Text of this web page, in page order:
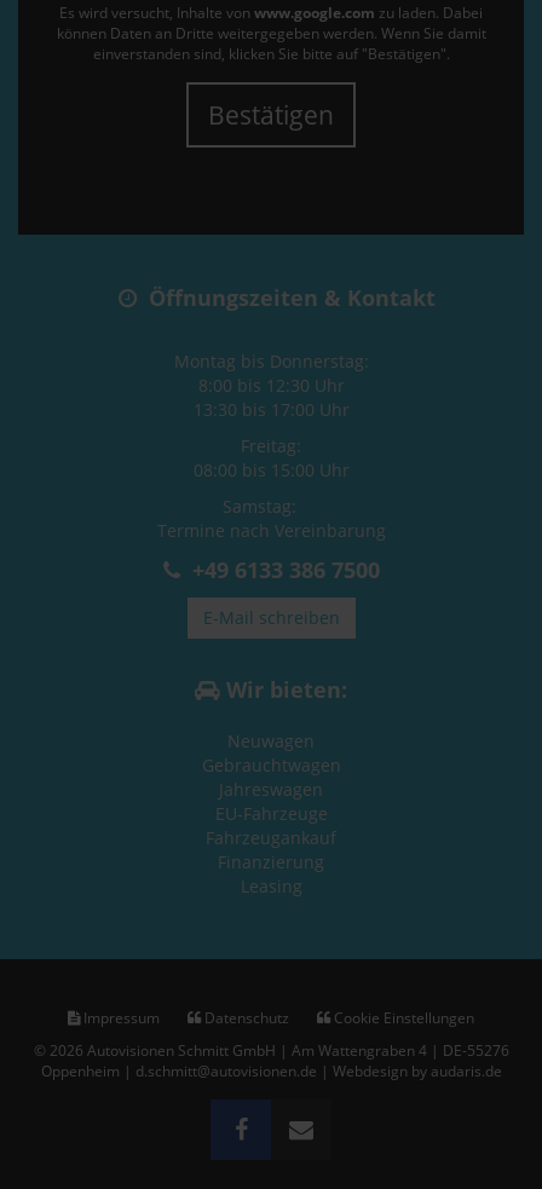
Es wird versucht, Inhalte von www.google.com zu laden. Dabei
können Daten an Dritte weitergegeben werden. Wenn Sie damit
einverstanden sind, klicken Sie bitte auf "Bestätigen".
Bestätigen
Öffnungszeiten & Kontakt
Montag bis Donnerstag:
8:00 bis 12:30 Uhr
13:30 bis 17:00 Uhr
Freitag:
08:00 bis 15:00 Uhr
Samstag:
Termine nach Vereinbarung
+49 6133 386 7500
E-Mail schreiben
Wir bieten:
Neuwagen
Gebrauchtwagen
Jahreswagen
EU-Fahrzeuge
Fahrzeugankauf
Finanzierung
Leasing
Impressum Datenschutz
Cookie Einstellungen
© 2026 Autovisionen Schmitt GmbH | Am Wattengraben 4 | DE-55276
Oppenheim | d.schmitt@autovisionen.de | Webdesign by audaris.de